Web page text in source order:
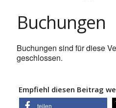
Buchungen
Buchungen sind für diese
geschlossen.
Empfiehl diesen Beitrag
teilen